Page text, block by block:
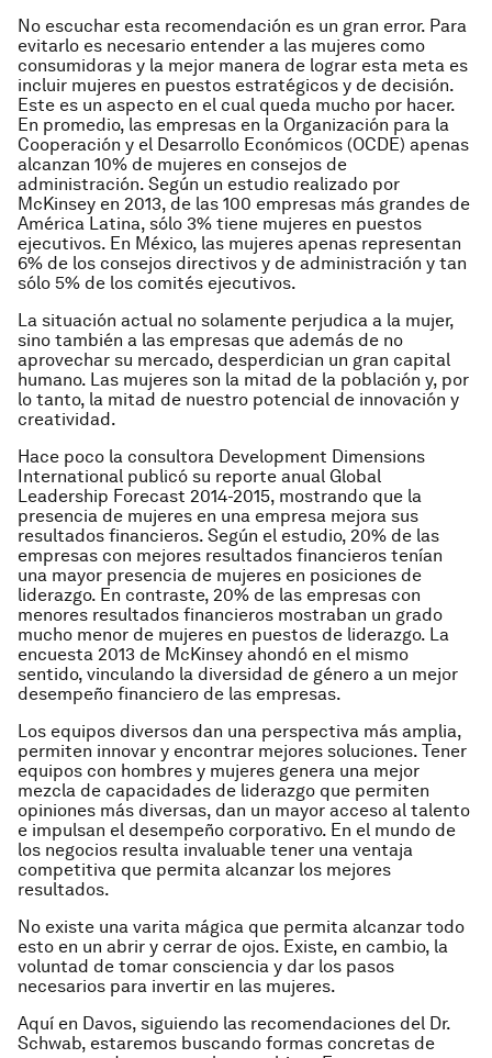
No escuchar esta recomendación es un gran error. Para
evitarlo es necesario entender a las mujeres como
consumidoras y la mejor manera de lograr esta meta es
incluir mujeres en puestos estratégicos y de decisión.
Este es un aspecto en el cual queda mucho por hacer.
En promedio, las empresas en la Organización para la
Cooperación y el Desarrollo Económicos (OCDE) apenas
alcanzan 10% de mujeres en consejos de
administración. Según un estudio realizado por
McKinsey en 2013, de las 100 empresas más grandes de
América Latina, sólo 3% tiene mujeres en puestos
ejecutivos. En México, las mujeres apenas representan
6% de los consejos directivos y de administración y tan
sólo 5% de los comités ejecutivos.
La situación actual no solamente perjudica a la mujer,
sino también a las empresas que además de no
aprovechar su mercado, desperdician un gran capital
humano. Las mujeres son la mitad de la población y, por
lo tanto, la mitad de nuestro potencial de innovación y
creatividad.
Hace poco la consultora Development Dimensions
International publicó su reporte anual Global
Leadership Forecast 2014-2015, mostrando que la
presencia de mujeres en una empresa mejora sus
resultados financieros. Según el estudio, 20% de las
empresas con mejores resultados financieros tenían
una mayor presencia de mujeres en posiciones de
liderazgo. En contraste, 20% de las empresas con
menores resultados financieros mostraban un grado
mucho menor de mujeres en puestos de liderazgo. La
encuesta 2013 de McKinsey ahondó en el mismo
sentido, vinculando la diversidad de género a un mejor
desempeño financiero de las empresas.
Los equipos diversos dan una perspectiva más amplia,
permiten innovar y encontrar mejores soluciones. Tener
equipos con hombres y mujeres genera una mejor
mezcla de capacidades de liderazgo que permiten
opiniones más diversas, dan un mayor acceso al talento
e impulsan el desempeño corporativo. En el mundo de
los negocios resulta invaluable tener una ventaja
competitiva que permita alcanzar los mejores
resultados.
No existe una varita mágica que permita alcanzar todo
esto en un abrir y cerrar de ojos. Existe, en cambio, la
voluntad de tomar consciencia y dar los pasos
necesarios para invertir en las mujeres.
Aquí en Davos, siguiendo las recomendaciones del Dr.
Schwab, estaremos buscando formas concretas de